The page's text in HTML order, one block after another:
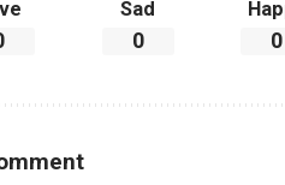
Sad
0 0